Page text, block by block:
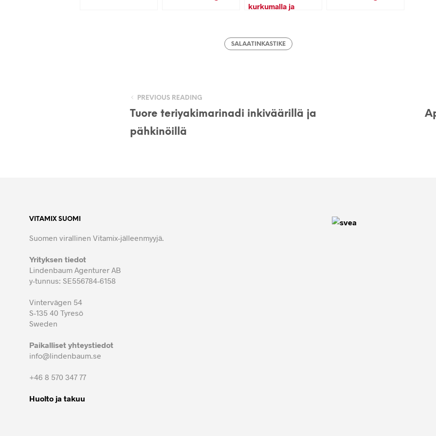
kurkumalla ja
SALAATINKASTIKE
PREVIOUS READING
Tuore teriyakimarinadi inkiväärillä ja
pähkinöillä
VITAMIX SUOMI
Suomen virallinen Vitamix-jälleenmyyjä.
Yrityksen tiedot
Lindenbaum Agenturer AB
y-tunnus: SE556784-6158
Vintervägen 54
S-135 40 Tyresö
Sweden
Paikalliset yhteystiedot
info@lindenbaum.se
+46 8 570 347 77
Huolto ja takuu